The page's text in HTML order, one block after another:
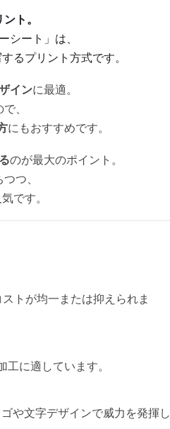
ト。
ート」は、
るプリント方式です。
インに最適。
、
にもおすすめです。
のが最大のポイント。
つ、
です。
トが均一または抑えられま
に適しています。
や文字デザインで威力を発揮し